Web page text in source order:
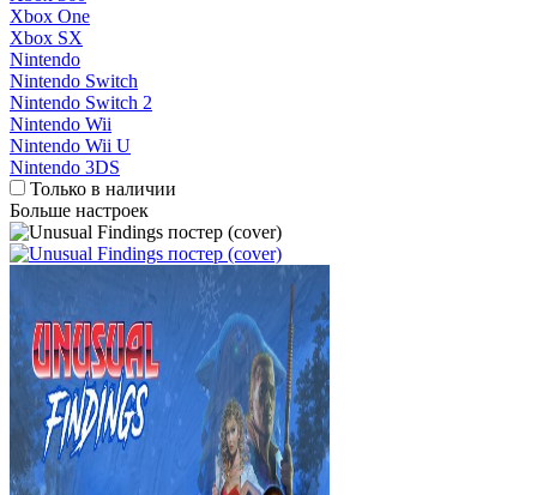
Xbox One
Xbox SX
Nintendo
Nintendo Switch
Nintendo Switch 2
Nintendo Wii
Nintendo Wii U
Nintendo 3DS
Только в наличии
Больше настроек